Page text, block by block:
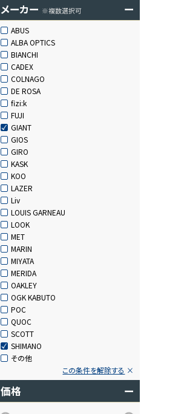
メーカー ※複数選択可 ー
ABUS
ALBA OPTICS
BIANCHI
CADEX
COLNAGO
DE ROSA
fizi:k
FUJI
GIANT
GIOS
GIRO
KASK
KOO
LAZER
Liv
LOUIS GARNEAU
LOOK
MET
MARIN
MIYATA
MERIDA
OAKLEY
OGK KABUTO
POC
QUOC
SCOTT
SHIMANO
その他
この条件を解除する
価格 ー